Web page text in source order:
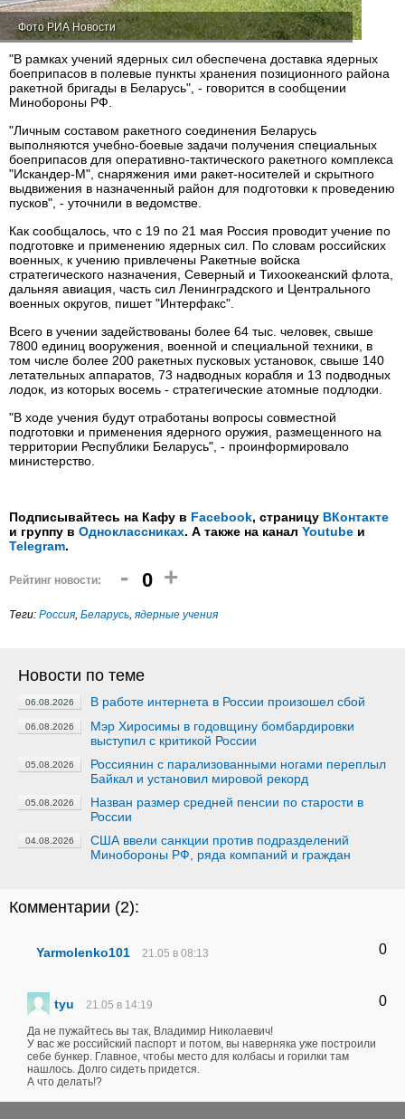
Фото РИА Новости
"В рамках учений ядерных сил обеспечена доставка ядерных
боеприпасов в полевые пункты хранения позиционного района
ракетной бригады в Беларусь", - говорится в сообщении
Минобороны РФ.
"Личным составом ракетного соединения Беларусь
выполняются учебно-боевые задачи получения специальных
боеприпасов для оперативно-тактического ракетного комплекса
"Искандер-М", снаряжения ими ракет-носителей и скрытного
выдвижения в назначенный район для подготовки к проведению
пусков", - уточнили в ведомстве.
Как сообщалось, что с 19 по 21 мая Россия проводит учение по
подготовке и применению ядерных сил. По словам российских
военных, к учению привлечены Ракетные войска
стратегического назначения, Северный и Тихоокеанский флота,
дальняя авиация, часть сил Ленинградского и Центрального
военных округов, пишет "Интерфакс".
Всего в учении задействованы более 64 тыс. человек, свыше
7800 единиц вооружения, военной и специальной техники, в
том числе более 200 ракетных пусковых установок, свыше 140
летательных аппаратов, 73 надводных корабля и 13 подводных
лодок, из которых восемь - стратегические атомные подлодки.
"В ходе учения будут отработаны вопросы совместной
подготовки и применения ядерного оружия, размещенного на
территории Республики Беларусь", - проинформировало
министерство.
Подписывайтесь на Кафу в Facebook, страницу ВКонтакте
и группу в Одноклассниках. А также на канал Youtube и
Telegram.
Рейтинг новости: - 0 +
Теги: Россия, Беларусь, ядерные учения
Новости по теме
06.08.2026 В работе интернета в России произошел сбой
06.08.2026
Мэр Хиросимы в годовщину бомбардировки
выступил с критикой России
05.08.2026
Россиянин с парализованными ногами переплыл
Байкал и установил мировой рекорд
05.08.2026
Назван размер средней пенсии по старости в
России
04.08.2026
США ввели санкции против подразделений
Минобороны РФ, ряда компаний и граждан
Комментарии (2):
Yarmolenko101 21.05 в 08:13 0
tyu 21.05 в 14:19 0
Да не пужайтесь вы так, Владимир Николаевич!
У вас же российский паспорт и потом, вы наверняка уже построили
себе бункер. Главное, чтобы место для колбасы и горилки там
нашлось. Долго сидеть придется.
А что делать!?